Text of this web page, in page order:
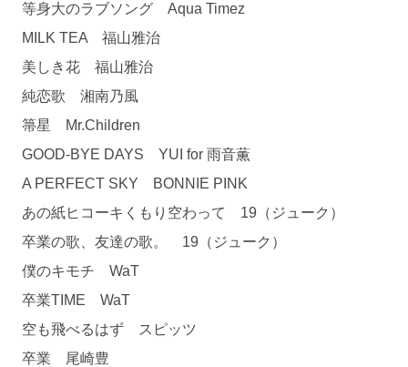
等身大のラブソング Aqua Timez
MILK TEA 福山雅治
美しき花 福山雅治
純恋歌 湘南乃風
箒星 Mr.Children
GOOD-BYE DAYS YUI for 雨音薫
A PERFECT SKY BONNIE PINK
あの紙ヒコーキくもり空わって 19（ジューク）
卒業の歌、友達の歌。 19（ジューク）
僕のキモチ WaT
卒業TIME WaT
空も飛べるはず スピッツ
卒業 尾崎豊